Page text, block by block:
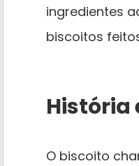
ingredientes
biscoitos
História
O biscoito